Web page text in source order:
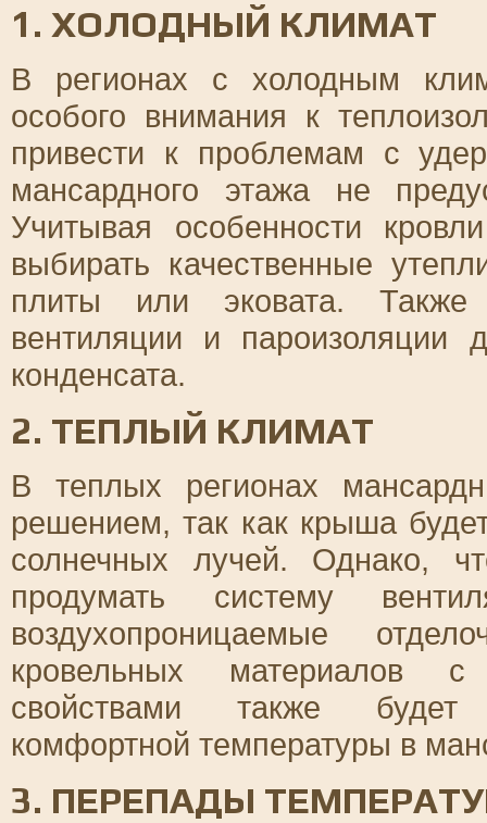
1. ХОЛОДНЫЙ КЛИМАТ
В регионах с холодным
особого внимания к
привести к проблемам с
мансардного этажа не
Учитывая особенности
выбирать качественные
плиты или эковата. Также
вентиляции и пароизоляции
конденсата.
2. ТЕПЛЫЙ КЛИМАТ
В теплых регионах
решением, так как крыша
солнечных лучей. Однако,
продумать систему
воздухопроницаемые
кровельных материалов
свойствами также будет
комфортной температуры в
3. ПЕРЕПАДЫ